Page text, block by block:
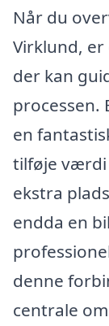
Når du
Virklund,
der kan
processen.
en
tilføje værdi
ekstra
endda en
denne
centrale